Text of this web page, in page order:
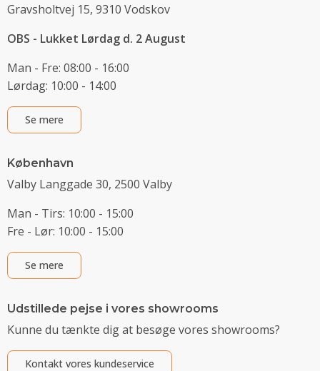
Gravsholtvej 15, 9310 Vodskov
OBS - Lukket Lørdag d. 2 August
Man - Fre: 08:00 - 16:00
Lørdag: 10:00 - 14:00
Se mere
København
Valby Langgade 30, 2500 Valby
Man - Tirs: 10:00 - 15:00
Fre - Lør: 10:00 - 15:00
Se mere
Udstillede pejse i vores showrooms
Kunne du tænkte dig at besøge vores showrooms?
Kontakt vores kundeservice